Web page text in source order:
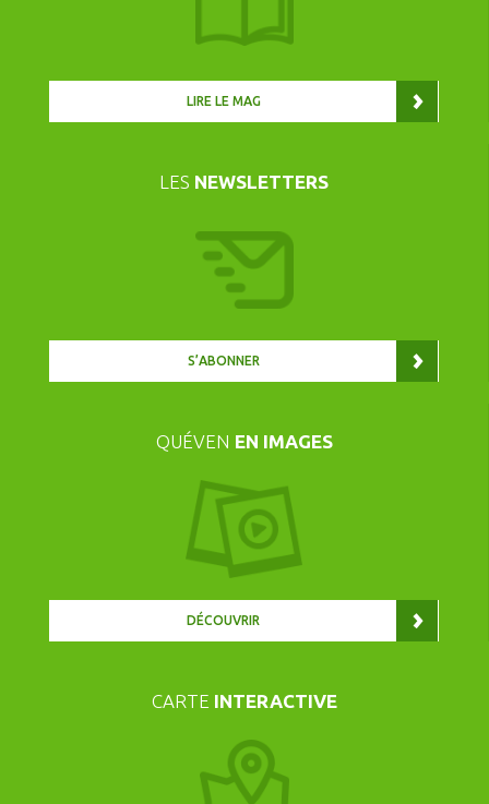
LIRE LE MAG
LES NEWSLETTERS
S’ABONNER
QUÉVEN EN IMAGES
DÉCOUVRIR
CARTE INTERACTIVE